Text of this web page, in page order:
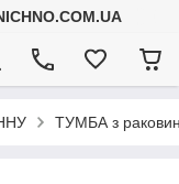
ТУМБА з